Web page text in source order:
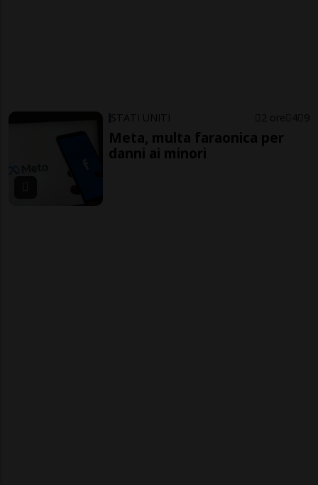
STATI UNITI 2 ore 4 9
Meta, multa faraonica per
danni ai minori